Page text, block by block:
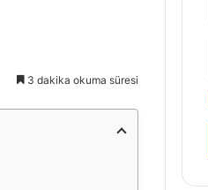
3 dakika okuma süresi